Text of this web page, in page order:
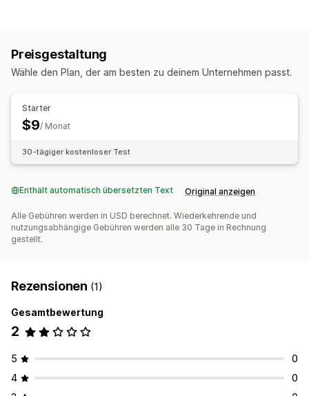
Anpassung
Preisgestaltung
Wähle den Plan, der am besten zu deinem Unternehmen passt.
Starter
$9/ Monat
30-tägiger kostenloser Test
Enthält automatisch übersetzten Text Original anzeigen
Alle Gebühren werden in USD berechnet. Wiederkehrende und
nutzungsabhängige Gebühren werden alle 30 Tage in Rechnung
gestellt.
Rezensionen (1)
Gesamtbewertung
2
5
0
4
0